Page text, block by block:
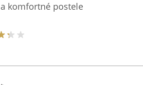
komfortné postele